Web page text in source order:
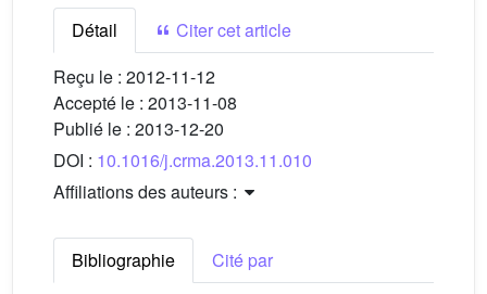
Détail
Citer cet article
Reçu le : 2012-11-12
Accepté le : 2013-11-08
Publié le : 2013-12-20
DOI : 10.1016/j.crma.2013.11.010
Affiliations des auteurs :
Bibliographie
Cité par